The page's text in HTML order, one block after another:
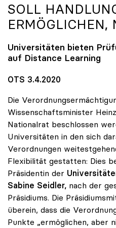
SOLL
ERMÖGLICHEN,
Universitäten bieten
auf Distance Learning
OTS 3.4.2020
Die
Wissenschaftsminister
Nationalrat beschlossen
Universitäten in den sich
Verordnungen
Flexibilität gestatten: Dies
Präsidentin der
Sabine Seidler, nach der
Präsidiums. Die
überein, dass die
Punkte „ermöglichen, aber